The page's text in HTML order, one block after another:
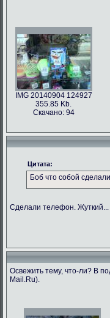
IMG 20140904 124927
355.85 Kb.
Скачано: 94
Цитата:
Боб что собой
Сделали телефон. Жуткий...
Освежить тему, что-ли? В
Mail.Ru).